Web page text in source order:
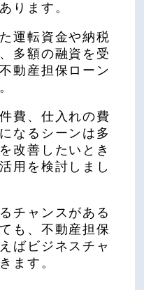
ります。
運転資金や納税
多額の融資を受
動産担保ローン
費、仕入れの費
なるシーンは多
改善したいとき
用を検討しまし
チャンスがある
も、不動産担保
ばビジネスチャ
ます。